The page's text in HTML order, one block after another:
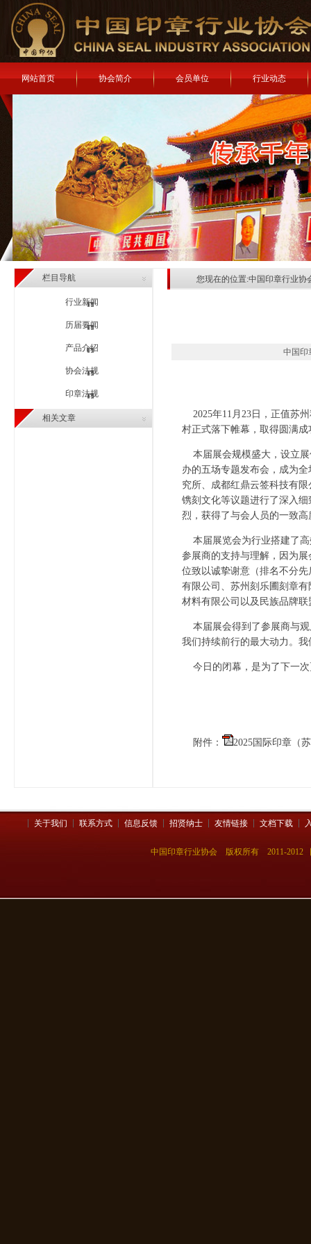
网站首页 协会简介 会员单位 行业动态
栏目导航
行业新闻
历届要闻
产品介绍
协会法规
印章法规
相关文章
您现在的位置:中国印章行业协
中国印
2025年11月23日，正值苏
村正式落下帷幕，取得圆满成
本届展会规模盛大，设立展
办的五场专题发布会，成为
究所、成都红鼎云签科技有
镌刻文化等议题进行了深入
烈，获得了与会人员的一致高
本届展览会为行业搭建了高
参展商的支持与理解，因为
位致以诚挚谢意（排名不分
有限公司、苏州刻乐圃刻章
材料有限公司以及民族品牌联
本届展会得到了参展商与观
我们持续前行的最大动力。
今日的闭幕，是为了下一次
附件： 2025国际印章（
关于我们 联系方式 信息反馈 招贤纳士 友情链接 文档下载
中国印章行业协会 版权所有 2011-2012